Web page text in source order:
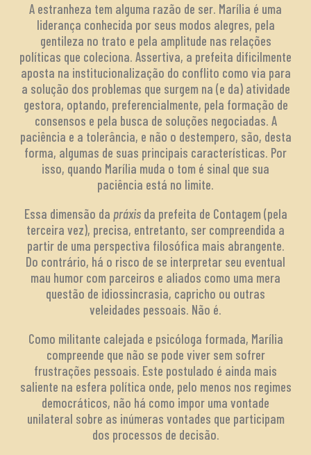
A estranheza tem alguma razão de ser. Marília é uma
liderança conhecida por seus modos alegres, pela
gentileza no trato e pela amplitude nas relações
políticas que coleciona. Assertiva, a prefeita dificilmente
aposta na institucionalização do conflito como via para
a solução dos problemas que surgem na (e da) atividade
gestora, optando, preferencialmente, pela formação de
consensos e pela busca de soluções negociadas. A
paciência e a tolerância, e não o destempero, são, desta
forma, algumas de suas principais características. Por
isso, quando Marília muda o tom é sinal que sua
paciência está no limite.
Essa dimensão da práxisda prefeita de Contagem (pela
terceira vez), precisa, entretanto, ser compreendida a
partir de uma perspectiva filosófica mais abrangente.
Do contrário, há o risco de se interpretar seu eventual
mau humor com parceiros e aliados como uma mera
questão de idiossincrasia, capricho ou outras
veleidades pessoais. Não é.
Como militante calejada e psicóloga formada, Marília
compreende que não se pode viver sem sofrer
frustrações pessoais. Este postulado é ainda mais
saliente na esfera política onde, pelo menos nos regimes
democráticos, não há como impor uma vontade
unilateral sobre as inúmeras vontades que participam
dos processos de decisão.